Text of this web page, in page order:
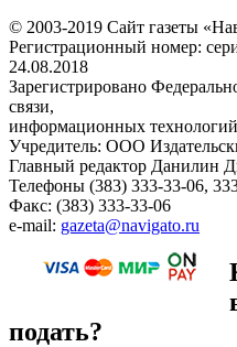
© 2003-2019 Сайт газеты
Регистрационный номер:
24.08.2018
Зарегистрировано
связи,
информационных
Учредитель: ООО
Главный редактор Данилин
Телефоны (383) 333-33-06,
Факс: (383) 333-33-06
e-mail: gazeta@navigato.ru
подать?